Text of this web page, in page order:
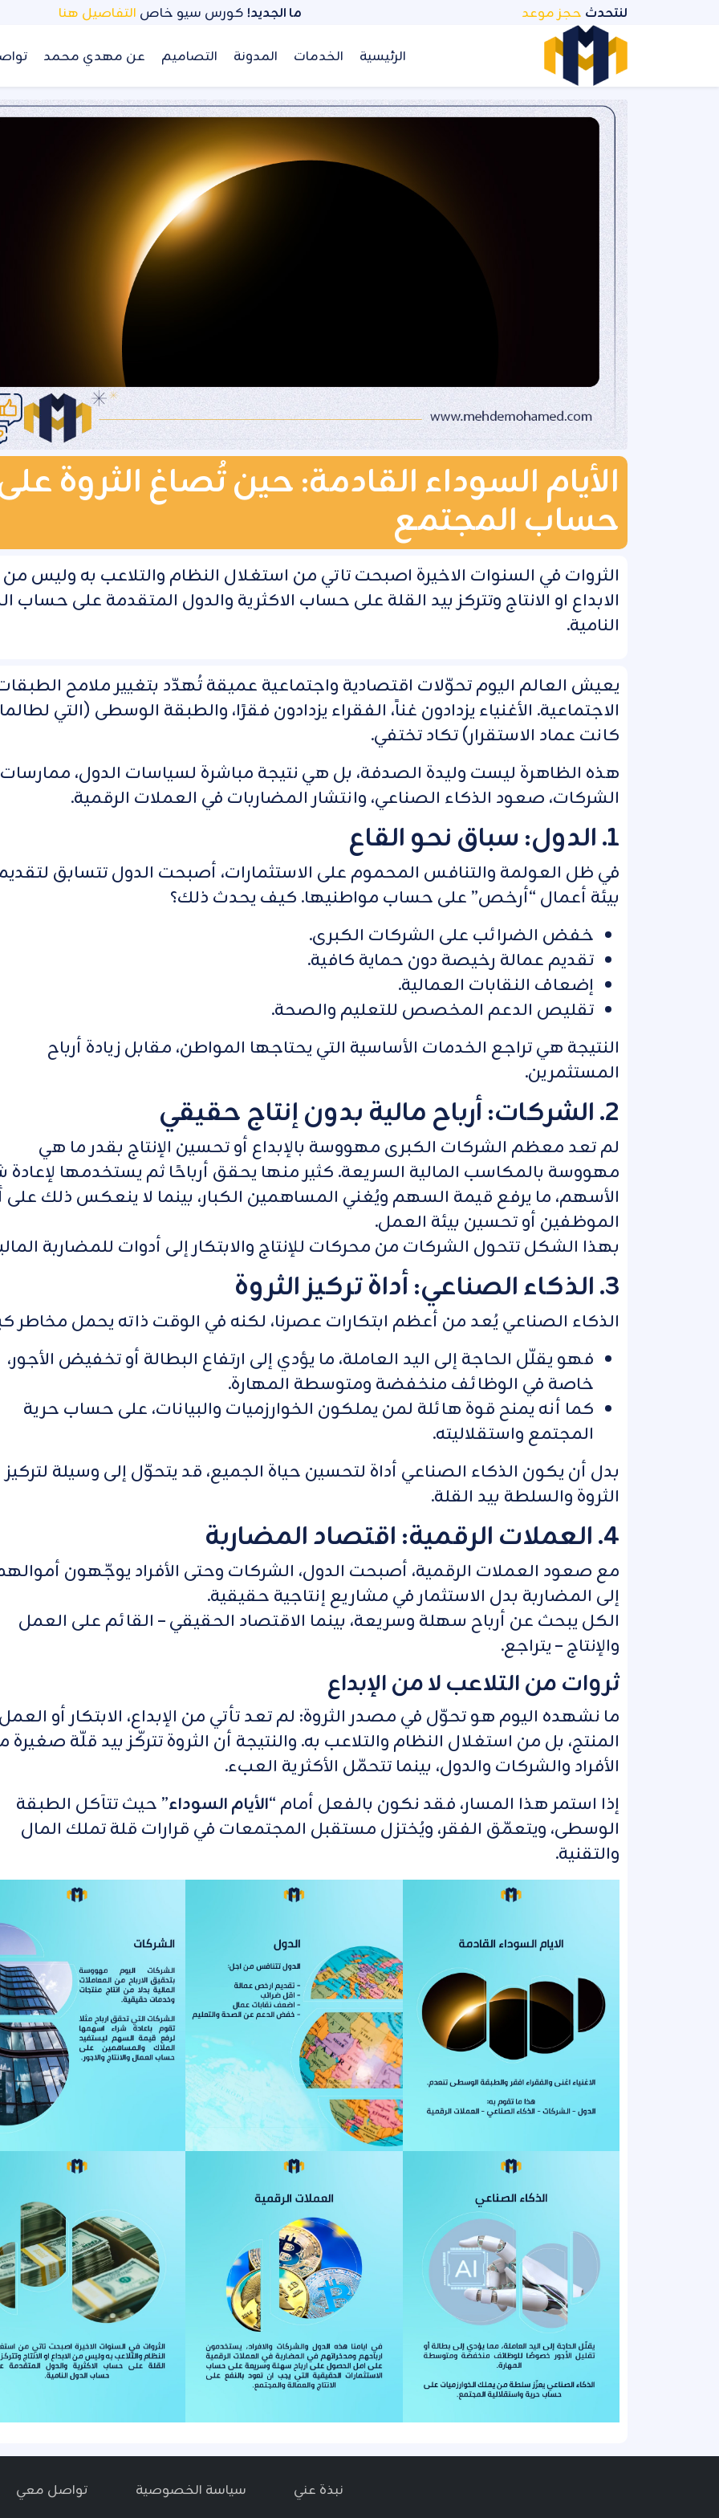
لنتحدث حجز موعد ما الجديد!كورس سيو خاص التفاصيل هنا
الرئيسية الخدمات المدونة التصاميم عن مهدي محمد
الأيام السوداء القادمة: حين تُصاغ الثروة
حساب المجتمع
الثروات في السنوات الاخيرة اصبحت تاتي من استغلال النظام والتلاعب به وليس من
الابداع او الانتاج وتتركز بيد القلة على حساب الاكثرية والدول المتقدمة على حساب
النامية.
يعيش العالم اليوم تحوّلات اقتصادية واجتماعية عميقة تُهدّد بتغيير ملامح
الاجتماعية. الأغنياء يزدادون غناً، الفقراء يزدادون فقرًا، والطبقة الوسطى (التي لطالما
كانت عماد الاستقرار) تكاد تختفي.
هذه الظاهرة ليست وليدة الصدفة، بل هي نتيجة مباشرة لسياسات الدول، ممارسات
الشركات، صعود الذكاء الصناعي، وانتشار المضاربات في العملات الرقمية.
1. الدول: سباق نحو القاع
في ظل العولمة والتنافس المحموم على الاستثمارات، أصبحت الدول تتسابق
بيئة أعمال “أرخص” على حساب مواطنيها. كيف يحدث ذلك؟
خفض الضرائب على الشركات الكبرى.
تقديم عمالة رخيصة دون حماية كافية.
إضعاف النقابات العمالية.
تقليص الدعم المخصص للتعليم والصحة.
النتيجة هي تراجع الخدمات الأساسية التي يحتاجها المواطن، مقابل زيادة أرباح
المستثمرين.
2. الشركات: أرباح مالية بدون إنتاج حقيقي
لم تعد معظم الشركات الكبرى مهووسة بالإبداع أو تحسين الإنتاج بقدر ما هي
مهووسة بالمكاسب المالية السريعة. كثير منها يحقق أرباحًا ثم يستخدمها لإعادة
الأسهم، ما يرفع قيمة السهم ويُغني المساهمين الكبار، بينما لا ينعكس ذلك على
الموظفين أو تحسين بيئة العمل.
بهذا الشكل تتحول الشركات من محركات للإنتاج والابتكار إلى أدوات للمضاربة
3. الذكاء الصناعي: أداة تركيز الثروة
الذكاء الصناعي يُعد من أعظم ابتكارات عصرنا، لكنه في الوقت ذاته يحمل مخاطر
فهو يقلّل الحاجة إلى اليد العاملة، ما يؤدي إلى ارتفاع البطالة أو تخفيض الأجور،
خاصة في الوظائف منخفضة ومتوسطة المهارة.
كما أنه يمنح قوة هائلة لمن يملكون الخوارزميات والبيانات، على حساب حرية
المجتمع واستقلاليته.
بدل أن يكون الذكاء الصناعي أداة لتحسين حياة الجميع، قد يتحوّل إلى وسيلة لتركيز
الثروة والسلطة بيد القلة.
4. العملات الرقمية: اقتصاد المضاربة
مع صعود العملات الرقمية، أصبحت الدول، الشركات وحتى الأفراد يوجّهون
إلى المضاربة بدل الاستثمار في مشاريع إنتاجية حقيقية.
الكل يبحث عن أرباح سهلة وسريعة، بينما الاقتصاد الحقيقي – القائم على العمل
والإنتاج – يتراجع.
ثروات من التلاعب لا من الإبداع
ما نشهده اليوم هو تحوّل في مصدر الثروة: لم تعد تأتي من الإبداع، الابتكار أو
المنتج، بل من استغلال النظام والتلاعب به. والنتيجة أن الثروة تتركّز بيد قلّة صغيرة
الأفراد والشركات والدول، بينما تتحمّل الأكثرية العبء.
إذا استمر هذا المسار، فقد نكون بالفعل أمام “الأيام السوداء” حيث تتآكل الطبقة
الوسطى، ويتعمّق الفقر، ويُختزل مستقبل المجتمعات في قرارات قلة تملك المال
والتقنية.
نبذة عني سياسة الخصوصية تواصل معي